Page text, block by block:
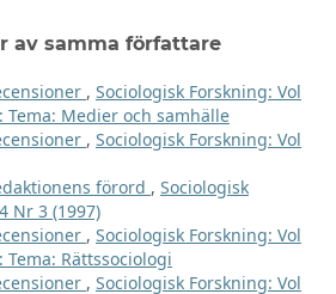
av samma författare
, Sociologisk Forskning: Vol
Tema: Medier och samhälle
, Sociologisk Forskning: Vol
förord , Sociologisk
Nr 3 (1997)
, Sociologisk Forskning: Vol
Tema: Rättssociologi
, Sociologisk Forskning: Vol